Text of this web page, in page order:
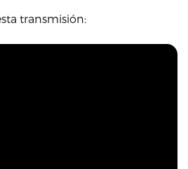
transmisión: